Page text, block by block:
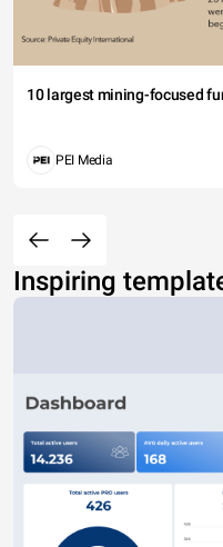
10 largest mining-focused
PEI Media
Inspiring